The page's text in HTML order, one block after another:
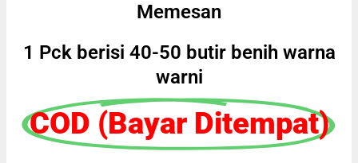
Memesan
1 Pck berisi 40-50 butir benih warna
warni
COD (Bayar Ditempat)